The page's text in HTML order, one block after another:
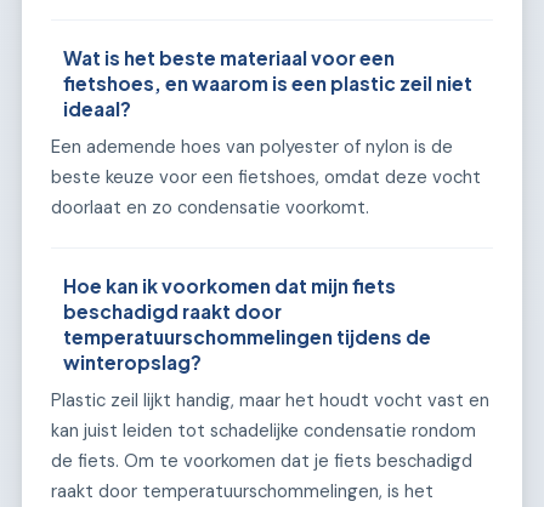
Wat is het beste materiaal voor een
fietshoes, en waarom is een plastic zeil niet
ideaal?
Een ademende hoes van polyester of nylon is de
beste keuze voor een fietshoes, omdat deze vocht
doorlaat en zo condensatie voorkomt.
Hoe kan ik voorkomen dat mijn fiets
beschadigd raakt door
temperatuurschommelingen tijdens de
winteropslag?
Plastic zeil lijkt handig, maar het houdt vocht vast en
kan juist leiden tot schadelijke condensatie rondom
de fiets. Om te voorkomen dat je fiets beschadigd
raakt door temperatuurschommelingen, is het